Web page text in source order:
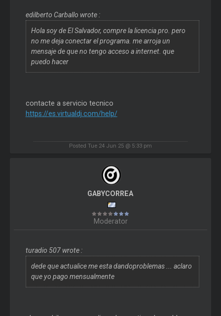
edilberto Carballo wrote :
Hola soy de El Salvador, compre la licencia pro. pero
no me deja conectar el programa. me arroja un
mensaje de que no tengo acceso a internet. que
puedo hacer
contacte a servicio tecnico
https://es.virtualdj.com/help/
Posted Tue 24 Jun 25 @ 5:33 pm
GABYCORREA
Moderator
turadio 507 wrote :
dede que actualice me esta dandoproblemas ... aclaro
que yo pago mensualmente